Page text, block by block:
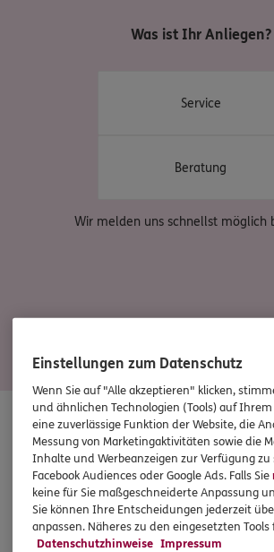
Was ist Ihr Anliegen?
Service
Beratung
Wir melden uns schnellst möglich
DIESE PRODUKTE KÖNNTEN SIE
Top Produkte für Familien mit
Einstellungen zum Datenschutz
Wenn Sie auf "Alle akzeptieren" klicken,
und ähnlichen Technologien (Tools) auf
eine zuverlässige Funktion der Website, die
Messung von Marketingaktivitäten sowie die
Inhalte und Werbeanzeigen zur Verfügung
Facebook Audiences oder Google Ads. Falls Sie
keine für Sie maßgeschneiderte Anpassung
Sie können Ihre Entscheidungen jederzeit
anpassen. Näheres zu den eingesetzten
Datenschutzhinweise Impressum